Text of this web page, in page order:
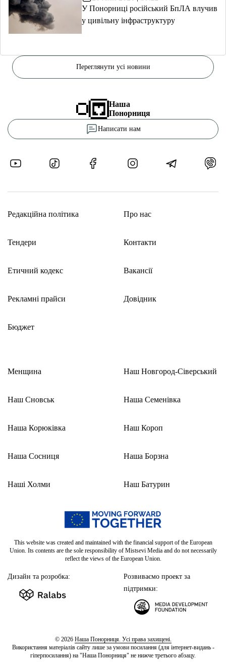
У Понорниці російський БпЛА влучив
у цивільну інфраструктуру
Переглянути усі новини
Наша
Понорниця
Написати нам
Редакційна політика
Тендери
Етичний кодекс
Рекламні прайси
Бюджет
Про нас
Контакти
Вакансії
Довідник
Менщина
Наш Сновськ
Наша Корюківка
Наша Сосниця
Наші Холми
Наш Новгород-Сіверський
Наша Семенівка
Наш Короп
Наша Борзна
Наш Батурин
This website was created and maintained with the financial support of the European
Union. Its contents are the sole responsibility of Mistsevi Media and do not necessarily
reflect the views of the European Union.
Дизайн та розробка:
Розвиваємо проект за
підтримки:
© 2026 Наша Понорниця. Усі права захищені.
Використання матеріалів сайту лише за умови посилання (для інтернет-видань -
гіперпосилання) на "Наша Понорниця" не нижче третього абзацу.